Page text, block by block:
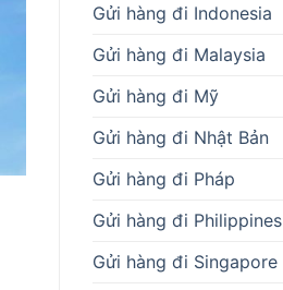
Gửi hàng đi Indonesia
Gửi hàng đi Malaysia
Gửi hàng đi Mỹ
Gửi hàng đi Nhật Bản
Gửi hàng đi Pháp
Gửi hàng đi Philippines
Gửi hàng đi Singapore